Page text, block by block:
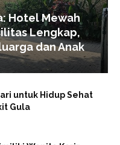
Hotel Mewah
Lengkap,
dan Anak
untuk Hidup Sehat
Gula